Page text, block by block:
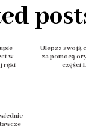
w
ręki
Ulepsz swoją
za pomocą
części